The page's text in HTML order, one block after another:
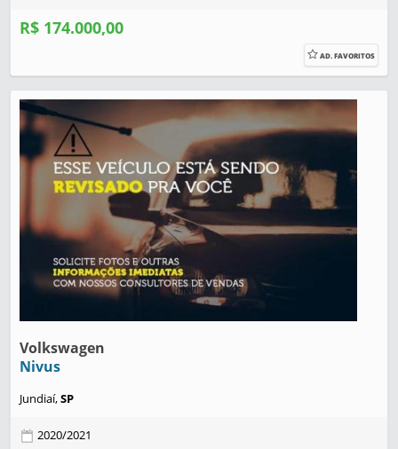
R$ 174.000,00
AD. FAVORITOS
Volkswagen
Nivus
Jundiaí,SP
2020/2021